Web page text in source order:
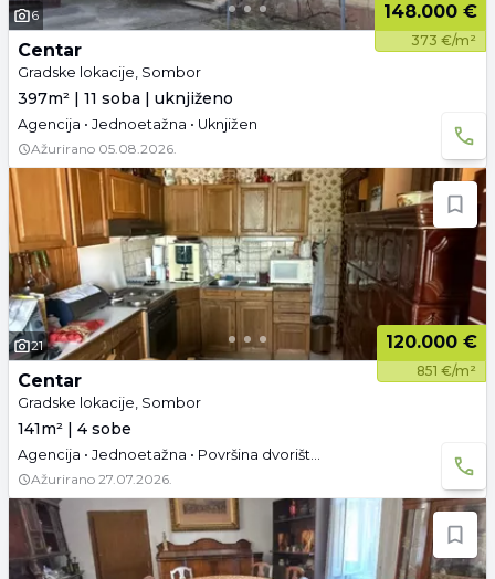
6 148.000 €
373 €/m²
Centar
Gradske lokacije, Sombor
397m² | 11 soba | uknjiženo
Agencija • Jednoetažna • Uknjižen
Ažurirano 05.08.2026.
21 120.000 €
851 €/m²
Centar
Gradske lokacije, Sombor
141m² | 4 sobe
Agencija • Jednoetažna • Površina dvorišta: 7.01 a • Parking
Ažurirano 27.07.2026.